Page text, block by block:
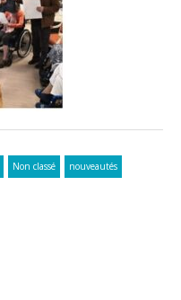
Non classé
nouveautés